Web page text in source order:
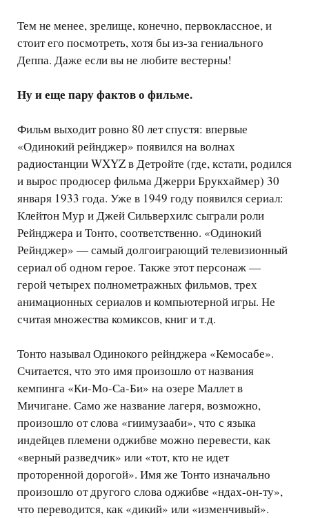
Тем не менее, зрелище, конечно, первоклассное, и
стоит его посмотреть, хотя бы из-за гениального
Деппа. Даже если вы не любите вестерны!
Ну и еще пару фактов о фильме.
Фильм выходит ровно 80 лет спустя: впервые
«Одинокий рейнджер» появился на волнах
радиостанции WXYZ в Детройте (где, кстати, родился
и вырос продюсер фильма Джерри Брукхаймер) 30
января 1933 года. Уже в 1949 году появился сериал:
Клейтон Мур и Джей Сильверхилс сыграли роли
Рейнджера и Тонто, соответственно. «Одинокий
Рейнджер» — самый долгоиграющий телевизионный
сериал об одном герое. Также этот персонаж —
герой четырех полнометражных фильмов, трех
анимационных сериалов и компьютерной игры. Не
считая множества комиксов, книг и т.д.
Тонто называл Одинокого рейнджера «Кемосабе».
Считается, что это имя произошло от названия
кемпинга «Ки-Мо-Са-Би» на озере Маллет в
Мичигане. Само же название лагеря, возможно,
произошло от слова «гиимузааби», что с языка
индейцев племени оджибве можно перевести, как
«верный разведчик» или «тот, кто не идет
проторенной дорогой». Имя же Тонто изначально
произошло от другого слова оджибве «ндах-он-ту»,
что переводится, как «дикий» или «изменчивый».